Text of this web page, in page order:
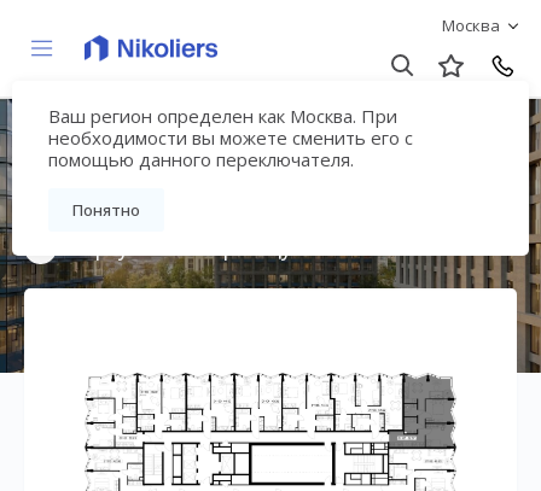
Москва
Ваш регион определен как Москва. При
необходимости вы можете сменить его с
помощью данного переключателя.
Понятно
Премиальный дом
«МИРА»